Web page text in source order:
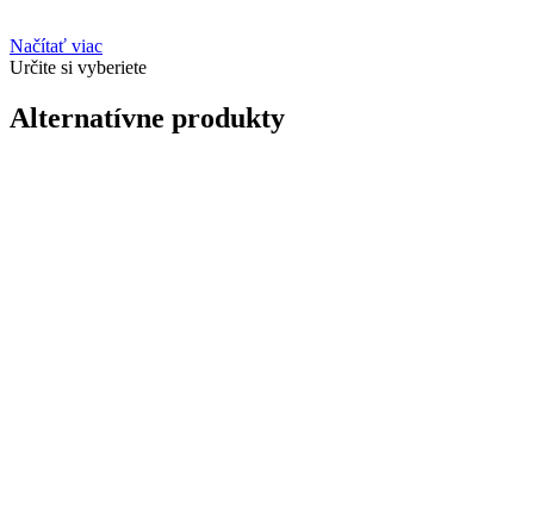
Načítať viac
Určite si vyberiete
Alternatívne produkty